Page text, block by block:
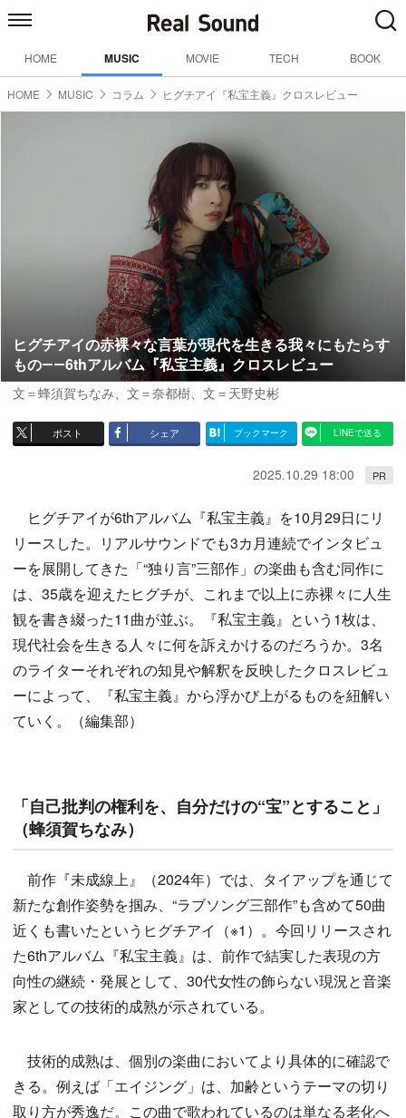
HOME MUSIC MOVIE TECH BOOK
HOME MUSIC コラム ヒグチアイ『私宝主義』クロスレビュー
ヒグチアイの赤裸々な言葉が現代を生きる我々にもたらす
もの――6thアルバム『私宝主義』クロスレビュー
文＝蜂須賀ちなみ、 文＝奈都樹、 文＝天野史彬
ポスト シェア ブックマーク LINEで送る
2025.10.29 18:00 PR
ヒグチアイが6thアルバム『私宝主義』を10月29日にリ
リースした。リアルサウンドでも3カ月連続でインタビュ
ーを展開してきた「“独り言”三部作」の楽曲も含む同作に
は、35歳を迎えたヒグチが、これまで以上に赤裸々に人生
観を書き綴った11曲が並ぶ。『私宝主義』という1枚は、
現代社会を生きる人々に何を訴えかけるのだろうか。3名
のライターそれぞれの知見や解釈を反映したクロスレビュ
ーによって、『私宝主義』から浮かび上がるものを紐解い
ていく。（編集部）
「自己批判の権利を、自分だけの“宝”とすること」
（蜂須賀ちなみ）
前作『未成線上』（2024年）では、タイアップを通じて
新たな創作姿勢を掴み、“ラブソング三部作”も含めて50曲
近くも書いたというヒグチアイ（※1）。今回リリースされ
た6thアルバム『私宝主義』は、前作で結実した表現の方
向性の継続・発展として、30代女性の飾らない現況と音楽
家としての技術的成熟が示されている。
技術的成熟は、個別の楽曲においてより具体的に確認で
きる。例えば「エイジング」は、加齢というテーマの切り
取り方が秀逸だ。この曲で歌われているのは単なる老化へ